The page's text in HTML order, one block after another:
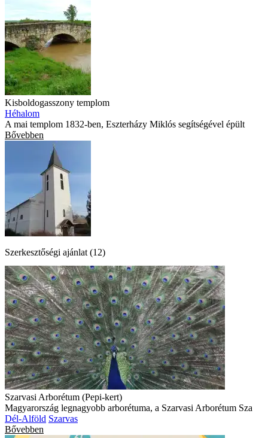
Kisboldogasszony templom
Héhalom
A mai templom 1832-ben, Eszterházy Miklós segítségével épült
Bővebben
Szerkesztőségi ajánlat (12)
Szarvasi Arborétum (Pepi-kert)
Magyarország legnagyobb arborétuma, a Szarvasi Arborétum Sza
Dél-Alföld Szarvas
Bővebben